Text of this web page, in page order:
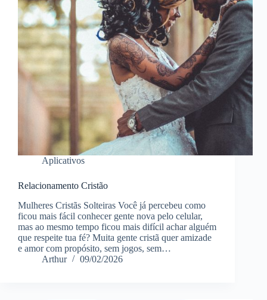
Aplicativos
Relacionamento Cristão
Mulheres Cristãs Solteiras Você já percebeu como
ficou mais fácil conhecer gente nova pelo celular,
mas ao mesmo tempo ficou mais difícil achar alguém
que respeite tua fé? Muita gente cristã quer amizade
e amor com propósito, sem jogos, sem…
Arthur
09/02/2026